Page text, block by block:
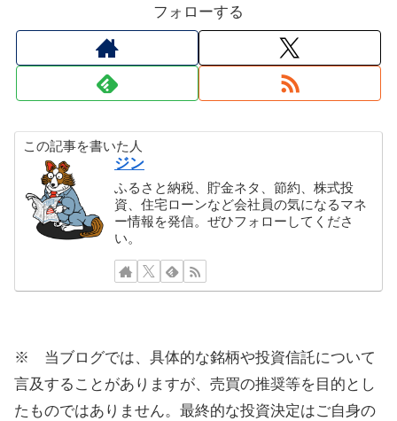
フォローする
この記事を書いた人
ジン
ふるさと納税、貯金ネタ、節約、株式投
資、住宅ローンなど会社員の気になるマネ
ー情報を発信。ぜひフォローしてくださ
い。
※ 当ブログでは、具体的な銘柄や投資信託について
言及することがありますが、売買の推奨等を目的とし
たものではありません。最終的な投資決定はご自身の